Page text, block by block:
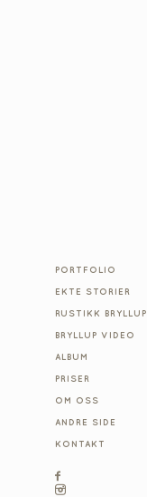
PORTFOLIO
EKTE STORIER
RUSTIKK BRYLLUP
BRYLLUP VIDEO
ALBUM
PRISER
OM OSS
ANDRE SIDE
KONTAKT